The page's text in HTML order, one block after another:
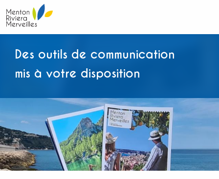
au
contenu
Des outils de communication
mis à votre disposition